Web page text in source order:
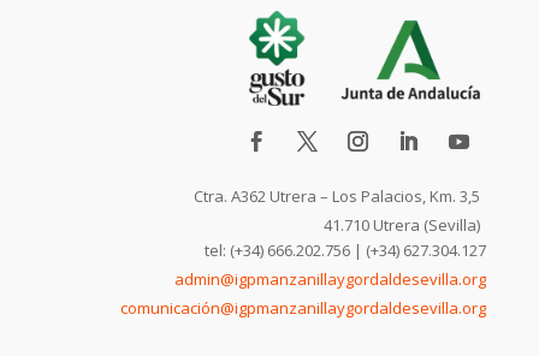
Ctra. A362 Utrera – Los Palacios, Km. 3,5
41.710 Utrera (Sevilla)
tel: (+34) 666.202.756 | (+34) 627.304.127
admin@igpmanzanillaygordaldesevilla.org
comunicación@igpmanzanillaygordaldesevilla.org